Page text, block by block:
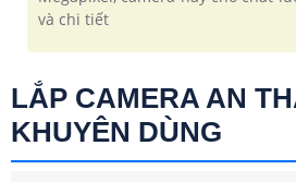
và chi tiết
LẮP CAMERA AN
KHUYÊN DÙNG